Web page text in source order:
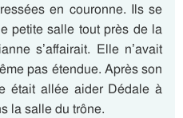
en couronne. Ils se
petite salle tout près de la
s’affairait. Elle n’avait
pas étendue. Après son
était allée aider Dédale à
la salle du trône.